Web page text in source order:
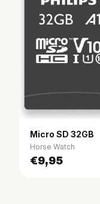
Micro SD 32GB
Horse Watch
€9,95